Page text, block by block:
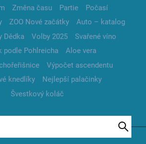
Změna času Partie
Počasí
ZOO Nové začátky
Auto – katalog
Dědka
Volby 2025
Svařené víno
podle Pohlreicha
Aloe vera
Výpočet ascendentu
knedlíky
Nejlepší palačinky
Švestkový koláč